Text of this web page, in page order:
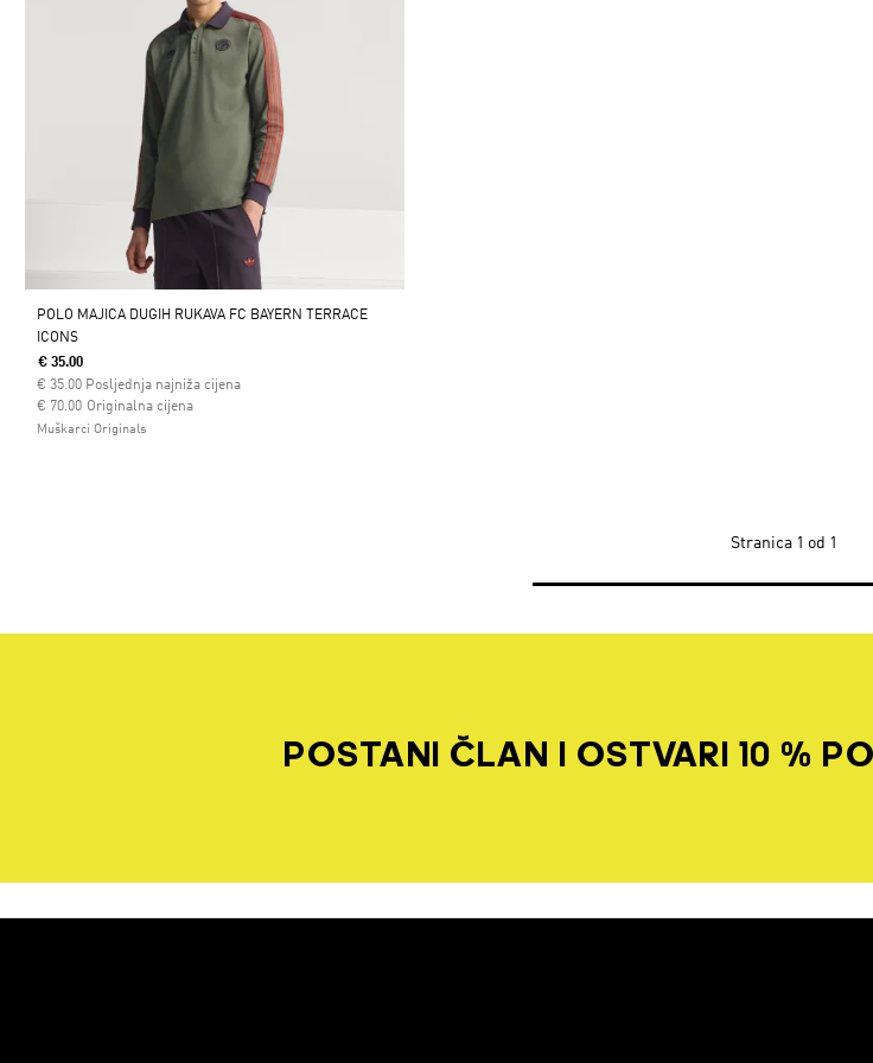
POLO MAJICA DUGIH RUKAVA FC BAYERN TERRACE
ICONS
€ 35.00
€ 35.00 Posljednja najniža cijena
Originalna cijena
Cijena umanjena od
€ 70.00za
Muškarci Originals
Stranica 1 od 1
POSTANI ČLAN I OSTVARI 10 %